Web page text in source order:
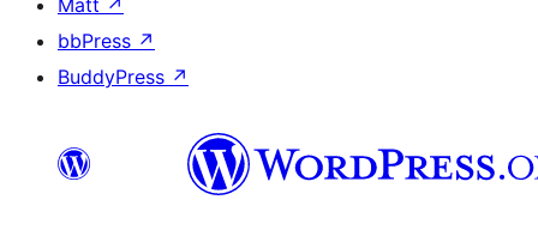
Matt ↗
bbPress ↗
BuddyPress ↗